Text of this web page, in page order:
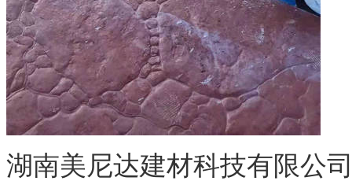
湖南美尼达建材科技有限公